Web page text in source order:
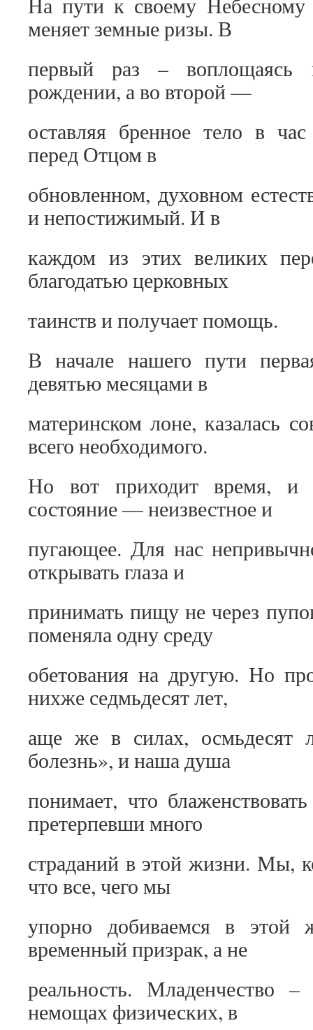
меняет земные ризы. В
первый раз – воплощаясь
рождении, а во второй —
оставляя бренное тело в
перед Отцом в
обновленном, духовном
и непостижимый. И в
каждом из этих великих
благодатью церковных
таинств и получает помощь.
В начале нашего пути
девятью месяцами в
материнском лоне, казалась
всего необходимого.
Но вот приходит время, и
состояние — неизвестное и
пугающее. Для нас
открывать глаза и
принимать пищу не через
поменяла одну среду
обетования на другую. Но
нихже седмьдесят лет,
аще же в силах,
болезнь», и наша душа
понимает, что
претерпевши много
страданий в этой жизни. Мы,
что все, чего мы
упорно добиваемся в этой
временный призрак, а не
реальность. Младенчество
немощах физических, в